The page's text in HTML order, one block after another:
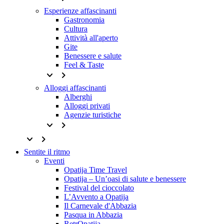
Esperienze affascinanti
Gastronomia
Cultura
Attività all'aperto
Gite
Benessere e salute
Feel & Taste
keyboard_arrow_down keyboard_arrow_right
Alloggi affascinanti
Alberghi
Alloggi privati
Agenzie turistiche
keyboard_arrow_down
keyboard_arrow_right
keyboard_arrow_down
keyboard_arrow_right
Sentite il ritmo
Eventi
Opatija Time Travel
Opatija – Un’oasi di salute e benessere
Festival del cioccolato
L’Avvento a Opatija
Il Carnevale d'Abbazia
Pasqua in Abbazia